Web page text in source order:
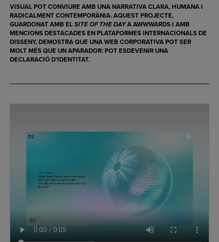
VISUAL POT CONVIURE AMB UNA NARRATIVA CLARA, HUMANA I
RADICALMENT CONTEMPORÀNIA. AQUEST PROJECTE,
GUARDONAT AMB ELSITE OF THE DAYAAWWWARDS I AMB
MENCIONS DESTACADES EN PLATAFORMES INTERNACIONALS DE
DISSENY, DEMOSTRA QUE UNA WEB CORPORATIVA POT SER
MOLT MÉS QUE UN APARADOR: POT ESDEVENIR UNA
DECLARACIÓ D’IDENTITAT.